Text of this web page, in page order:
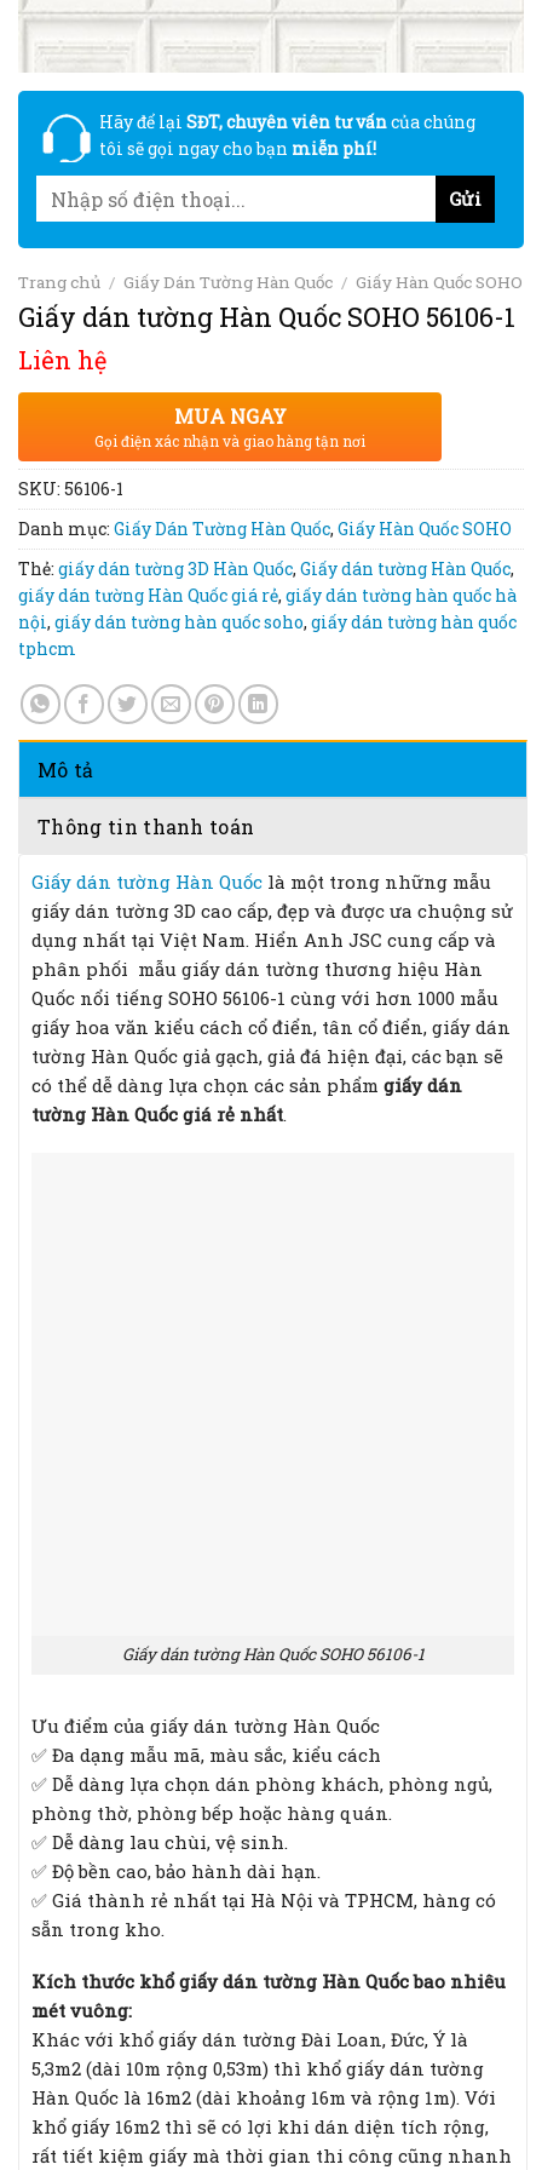
Hãy để lại SĐT, chuyên viên tư vấncủa chúng
tôi sẽ gọi ngay cho bạn miễn phí!
Trang chủ / Giấy Dán Tường Hàn Quốc / Giấy Hàn Quốc SOHO
Giấy dán tường Hàn Quốc SOHO 56106-1
Liên hệ
MUA NGAY
Gọi điện xác nhận và giao hàng tận nơi
SKU: 56106-1
Danh mục: Giấy Dán Tường Hàn Quốc, Giấy Hàn Quốc SOHO
Thẻ: giấy dán tường 3D Hàn Quốc, Giấy dán tường Hàn Quốc,
giấy dán tường Hàn Quốc giá rẻ, giấy dán tường hàn quốc hà
nội, giấy dán tường hàn quốc soho, giấy dán tường hàn quốc
tphcm
Mô tả
Thông tin thanh toán
Giấy dán tường Hàn Quốc là một trong những mẫu
giấy dán tường 3D cao cấp, đẹp và được ưa chuộng sử
dụng nhất tại Việt Nam. Hiển Anh JSC cung cấp và
phân phối mẫu giấy dán tường thương hiệu Hàn
Quốc nổi tiếng SOHO 56106-1 cùng với hơn 1000 mẫu
giấy hoa văn kiểu cách cổ điển, tân cổ điển, giấy dán
tường Hàn Quốc giả gạch, giả đá hiện đại, các bạn sẽ
có thể dễ dàng lựa chọn các sản phẩm giấy dán
tường Hàn Quốc giá rẻ nhất.
Giấy dán tường Hàn Quốc SOHO 56106-1
Ưu điểm của giấy dán tường Hàn Quốc
✅ Đa dạng mẫu mã, màu sắc, kiểu cách
✅ Dễ dàng lựa chọn dán phòng khách, phòng ngủ,
phòng thờ, phòng bếp hoặc hàng quán.
✅ Dễ dàng lau chùi, vệ sinh.
✅ Độ bền cao, bảo hành dài hạn.
✅ Giá thành rẻ nhất tại Hà Nội và TPHCM, hàng có
sẵn trong kho.
Kích thước khổ giấy dán tường Hàn Quốc bao nhiêu
mét vuông:
Khác với khổ giấy dán tường Đài Loan, Đức, Ý là
5,3m2 (dài 10m rộng 0,53m) thì khổ giấy dán tường
Hàn Quốc là 16m2 (dài khoảng 16m và rộng 1m). Với
khổ giấy 16m2 thì sẽ có lợi khi dán diện tích rộng,
rất tiết kiệm giấy mà thời gian thi công cũng nhanh